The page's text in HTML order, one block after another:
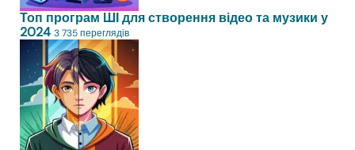
Топ програм ШІ для створення відео та музики у
2024 3 735 переглядів